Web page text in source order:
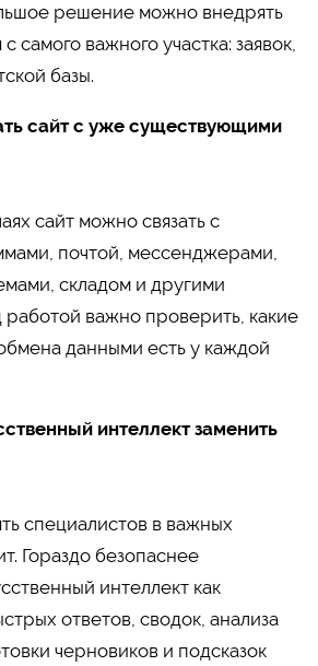
решение можно внедрять
самого важного участка: заявок,
базы.
сайт с уже существующими
сайт можно связать с
почтой, мессенджерами,
складом и другими
важно проверить, какие
данными есть у каждой
интеллект заменить
специалистов в важных
Гораздо безопаснее
интеллект как
ответов, сводок, анализа
черновиков и подсказок